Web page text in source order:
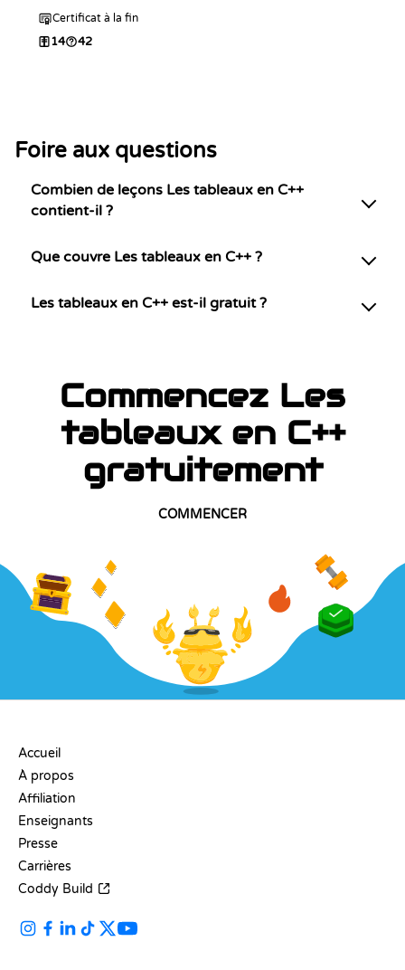
Certificat à la fin
14 42
Foire aux questions
Combien de leçons Les tableaux en C++
contient-il ?
Que couvre Les tableaux en C++ ?
Les tableaux en C++ est-il gratuit ?
Commencez Les
tableaux en C++
gratuitement
COMMENCER
Accueil
À propos
Affiliation
Enseignants
Presse
Carrières
Coddy Build